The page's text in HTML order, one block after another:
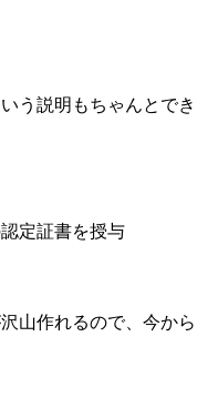
う説明もちゃんとでき
定証書を授与
山作れるので、今から